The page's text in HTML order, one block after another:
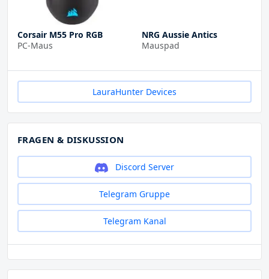
Corsair M55 Pro RGB
PC-Maus
NRG Aussie Antics
Mauspad
LauraHunter Devices
FRAGEN & DISKUSSION
Discord Server
Telegram Gruppe
Telegram Kanal